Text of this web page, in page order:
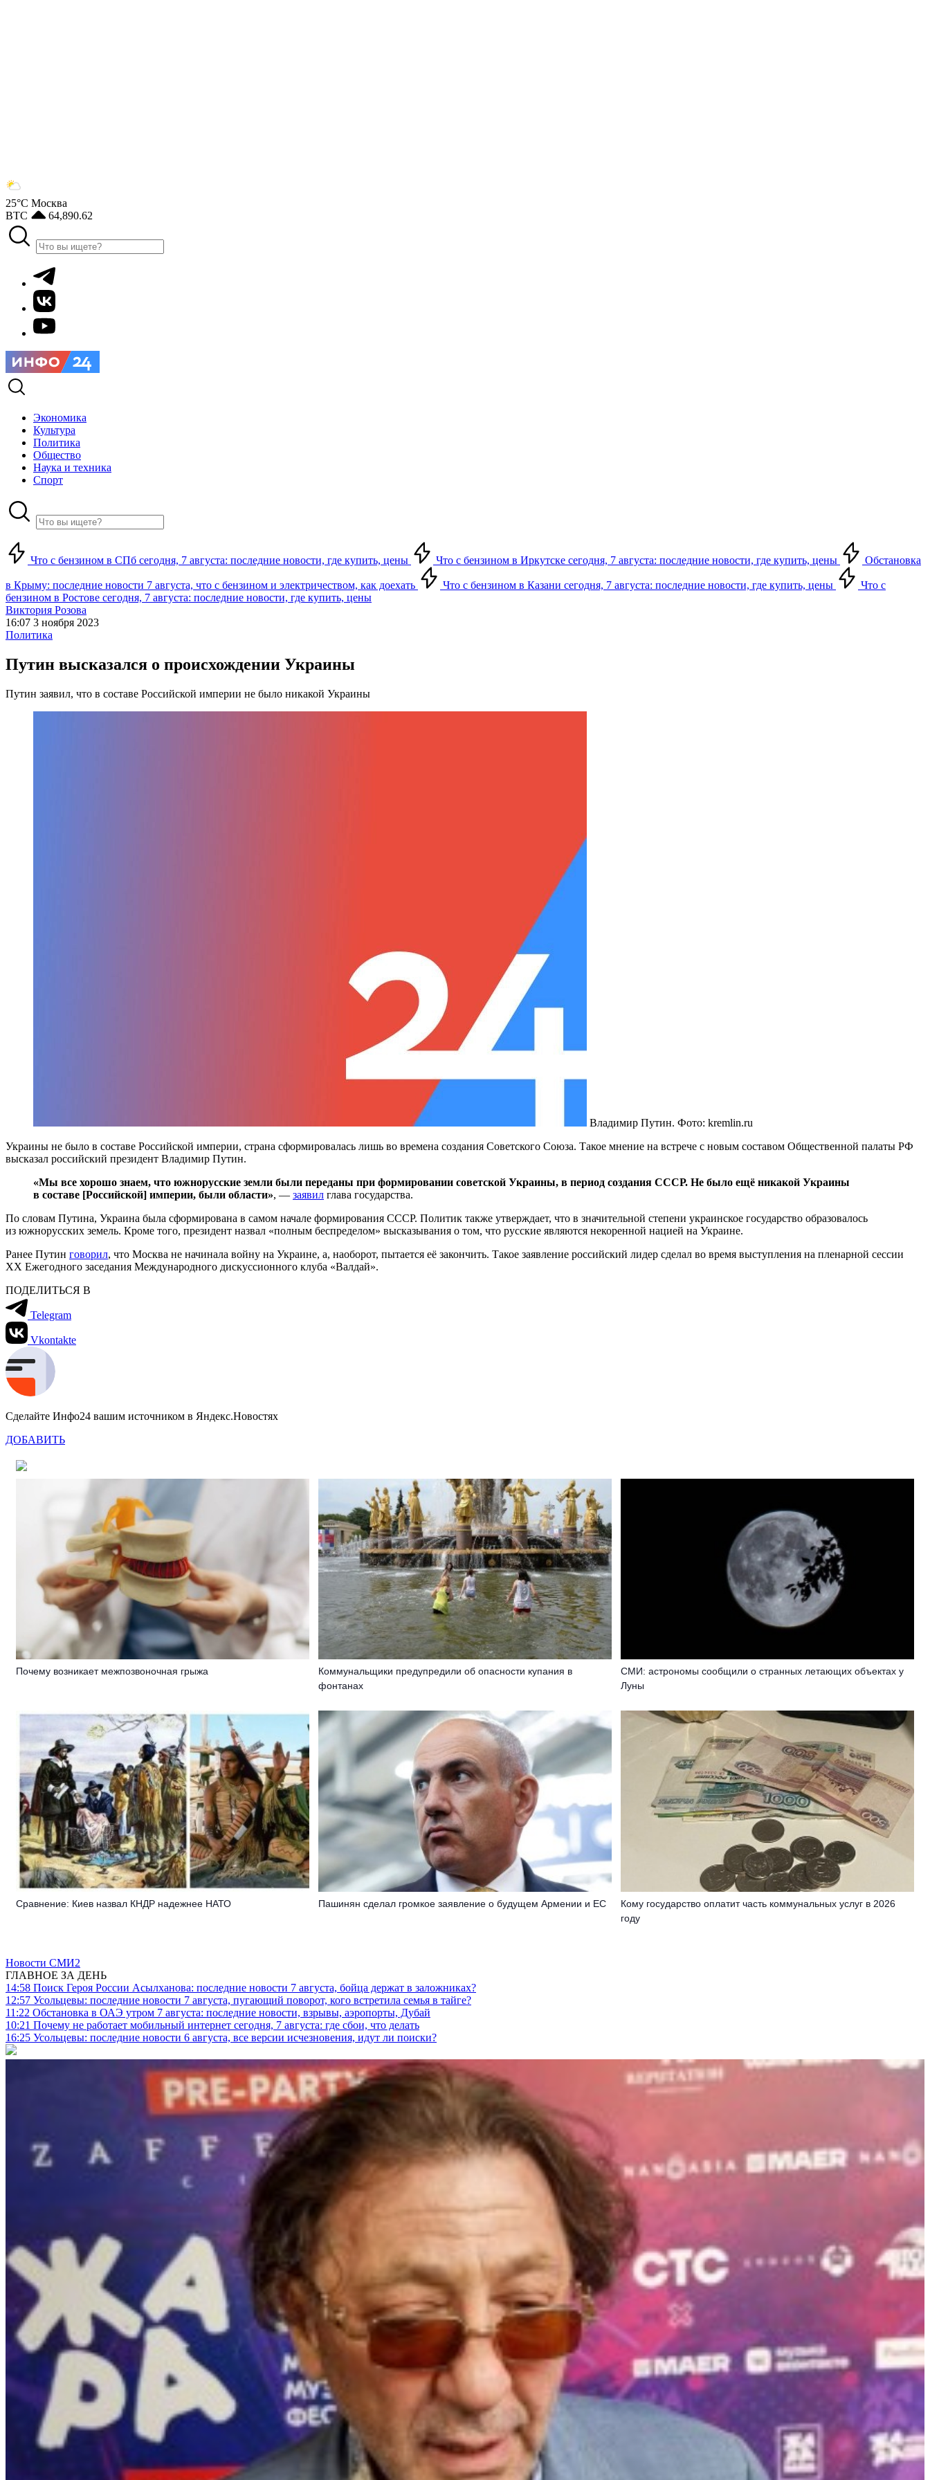
25°С Москва
BTC
64,890.62
Экономика
Культура
Политика
Общество
Наука и техника
Спорт
Что с бензином в СПб сегодня, 7 августа: последние новости, где купить, цены Что с бензином в Иркутске сегодня, 7 августа: последние новости, где купить, цены Обстановка
в Крыму: последние новости 7 августа, что с бензином и электричеством, как доехать Что с бензином в Казани сегодня, 7 августа: последние новости, где купить, цены
Что с
бензином в Ростове сегодня, 7 августа: последние новости, где купить, цены
Виктория Розова
16:07 3 ноября 2023
Политика
Путин высказался о происхождении Украины
Путин заявил, что в составе Российской империи не было никакой Украины
Владимир Путин. Фото: kremlin.ru
Украины не было в составе Российской империи, страна сформировалась лишь во времена создания Советского Союза. Такое мнение на встрече с новым составом Общественной палаты РФ
высказал российский президент Владимир Путин.
«Мы все хорошо знаем, что южнорусские земли были переданы при формировании советской Украины, в период создания СССР. Не было ещё никакой Украины
в составе [Российской] империи, были области», — заявил глава государства.
По словам Путина, Украина была сформирована в самом начале формирования СССР. Политик также утверждает, что в значительной степени украинское государство образовалось
из южнорусских земель. Кроме того, президент назвал «полным беспределом» высказывания о том, что русские являются некоренной нацией на Украине.
Ранее Путин говорил, что Москва не начинала войну на Украине, а, наоборот, пытается её закончить. Такое заявление российский лидер сделал во время выступления на пленарной сессии
XX Ежегодного заседания Международного дискуссионного клуба «Валдай».
ПОДЕЛИТЬСЯ В
Telegram
Vkontakte
Сделайте Инфо24 вашим источником в Яндекс.Новостях
ДОБАВИТЬ
Почему возникает межпозвоночная грыжа
Коммунальщики предупредили об опасности купания в
фонтанах
СМИ: астрономы сообщили о странных летающих объектах у
Луны
Сравнение: Киев назвал КНДР надежнее НАТО Пашинян сделал громкое заявление о будущем Армении и ЕС
Кому государство оплатит часть коммунальных услуг в 2026
году
Новости СМИ2
ГЛАВНОЕ ЗА ДЕНЬ
14:58 Поиск Героя России Асылханова: последние новости 7 августа, бойца держат в заложниках?
12:57 Усольцевы: последние новости 7 августа, пугающий поворот, кого встретила семья в тайге?
11:22 Обстановка в ОАЭ утром 7 августа: последние новости, взрывы, аэропорты, Дубай
10:21 Почему не работает мобильный интернет сегодня, 7 августа: где сбои, что делать
16:25 Усольцевы: последние новости 6 августа, все версии исчезновения, идут ли поиски?